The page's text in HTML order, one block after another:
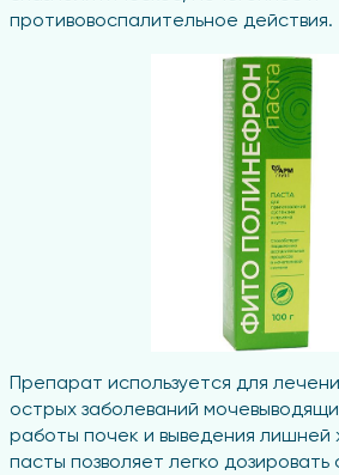
противовоспалительное действия.
Препарат используется для
острых заболеваний
работы почек и выведения
пасты позволяет легко дозировать